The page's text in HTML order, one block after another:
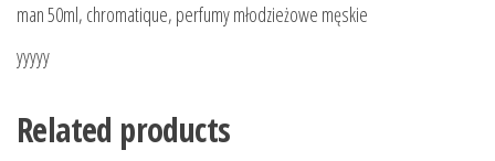
man 50ml, chromatique, perfumy młodzieżowe męskie
yyyyy
Related products